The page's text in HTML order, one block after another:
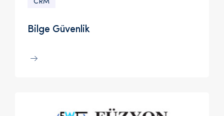
CRM
Bilge Güvenlik